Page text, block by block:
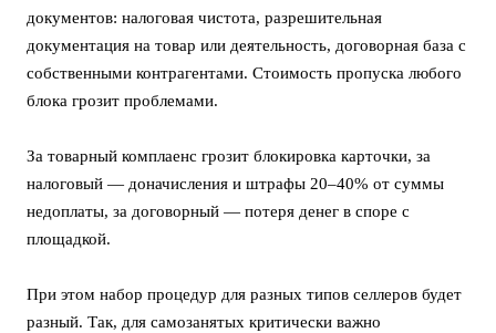
документов: налоговая чистота, разрешительная
документация на товар или деятельность, договорная база с
собственными контрагентами. Стоимость пропуска любого
блока грозит проблемами.
За товарный комплаенс грозит блокировка карточки, за
налоговый — доначисления и штрафы 20–40% от суммы
недоплаты, за договорный — потеря денег в споре с
площадкой.
При этом набор процедур для разных типов селлеров будет
разный. Так, для самозанятых критически важно